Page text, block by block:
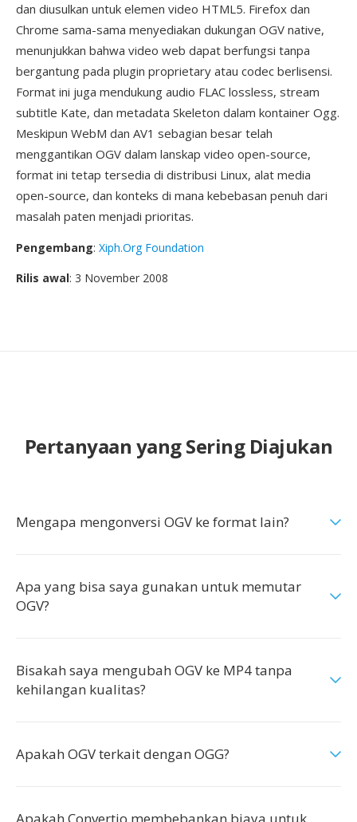
dan diusulkan untuk elemen video HTML5. Firefox dan
Chrome sama-sama menyediakan dukungan OGV native,
menunjukkan bahwa video web dapat berfungsi tanpa
bergantung pada plugin proprietary atau codec berlisensi.
Format ini juga mendukung audio FLAC lossless, stream
subtitle Kate, dan metadata Skeleton dalam kontainer Ogg.
Meskipun WebM dan AV1 sebagian besar telah
menggantikan OGV dalam lanskap video open-source,
format ini tetap tersedia di distribusi Linux, alat media
open-source, dan konteks di mana kebebasan penuh dari
masalah paten menjadi prioritas.
Pengembang: Xiph.Org Foundation
Rilis awal: 3 November 2008
Pertanyaan yang Sering Diajukan
Mengapa mengonversi OGV ke format lain?
Apa yang bisa saya gunakan untuk memutar
OGV?
Bisakah saya mengubah OGV ke MP4 tanpa
kehilangan kualitas?
Apakah OGV terkait dengan OGG?